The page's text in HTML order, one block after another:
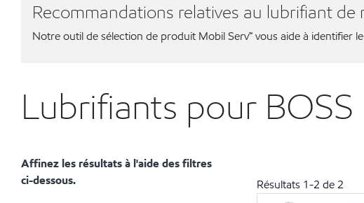
Recommandations relatives au lubrifiant de
Notre outil de sélection de produit Mobil Serv℠ vous aide à identifier
Lubrifiants pour
Affinez les résultats à l'aide des filtres
ci-dessous.
Résultats 1-2 de2